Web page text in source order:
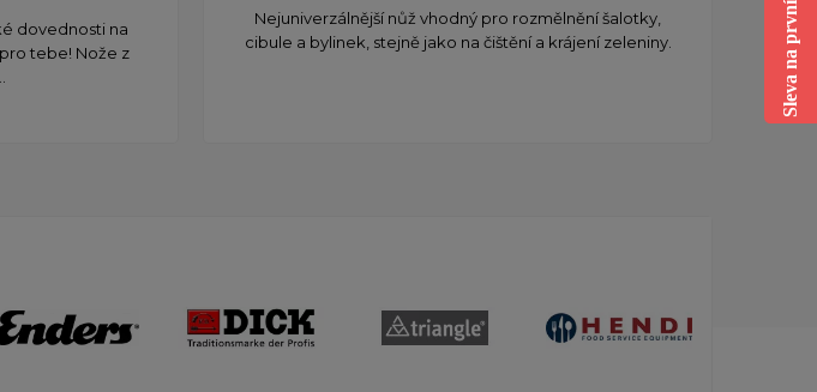
dovednosti na
tebe! Nože z
Nejuniverzálnější nůž vhodný pro rozmělnění šalotky,
cibule a bylinek, stejně jako na čištění a krájení zeleniny.